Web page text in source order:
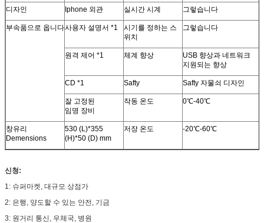
디자인 Iphone 외관 실시간 시계 그렇습니다
부속품으로 옵니다사용자 설명서 *1
시기를 정하는 스
위치
그렇습니다
원격 제어 *1 체계 향상
USB 향상과 네트워크
지원되는 향상
CD *1 Safty Safty 자물쇠 디자인
잘 고정된
임명 장비
작동 온도 0℃-40℃
창유리
Demensions
530 (L)*355
(H)*50 (D) mm
저장 온도 -20℃-60℃
신청:
1: 슈퍼마켓, 대규모 상점가
2: 은행, 양도할 수 있는 안전, 기금
3: 원거리 통신, 우체국, 병원